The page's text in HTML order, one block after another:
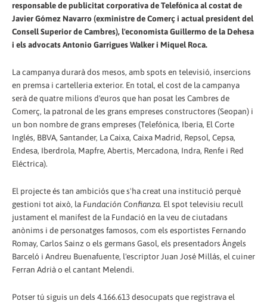
responsable de publicitat corporativa de Telefónica al costat de
Javier Gómez Navarro (exministre de Comerç i actual president del
Consell Superior de Cambres), l'economista Guillermo de la Dehesa
i els advocats Antonio Garrigues Walker i Miquel Roca.
La campanya durarà dos mesos, amb spots en televisió, insercions
en premsa i cartelleria exterior. En total, el cost de la campanya
serà de quatre milions d'euros que han posat les Cambres de
Comerç, la patronal de les grans empreses constructores (Seopan) i
un bon nombre de grans empreses (Telefónica, Iberia, El Corte
Inglés, BBVA, Santander, La Caixa, Caixa Madrid, Repsol, Cepsa,
Endesa, Iberdrola, Mapfre, Abertis, Mercadona, Indra, Renfe i Red
Eléctrica).
El projecte és tan ambiciós que s'ha creat una institució perquè
gestioni tot això, la Fundación Confianza. El spot televisiu recull
justament el manifest de la Fundació en la veu de ciutadans
anònims i de personatges famosos, com els esportistes Fernando
Romay, Carlos Sainz o els germans Gasol, els presentadors Àngels
Barceló i Andreu Buenafuente, l'escriptor Juan José Millás, el cuiner
Ferran Adrià o el cantant Melendi.
Potser tú siguis un dels 4.166.613 desocupats que registrava el